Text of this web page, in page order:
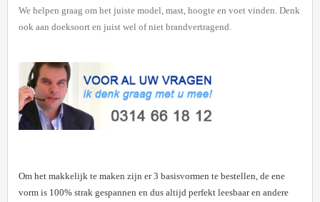
We helpen graag om het juiste model, mast, hoogte en voet vinden. Denk
ook aan doeksoort en juist wel of niet brandvertragend.
Om het makkelijk te maken zijn er 3 basisvormen te bestellen, de ene
vorm is 100% strak gespannen en dus altijd perfekt leesbaar en andere